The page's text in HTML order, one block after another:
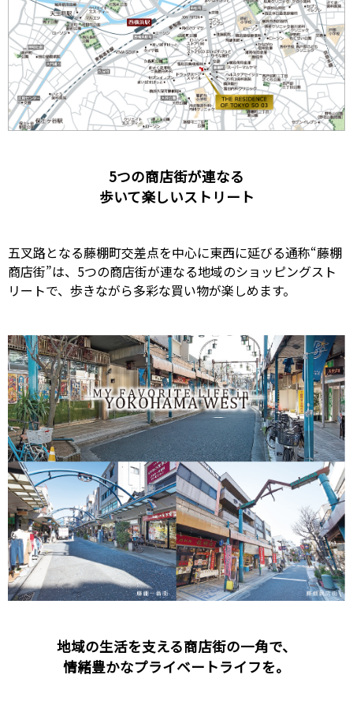
5つの商店街が連なる
歩いて楽しいストリート
五叉路となる藤棚町交差点を中心に東西に延びる通称“藤棚
商店街”は、5つの商店街が連なる地域のショッピングスト
リートで、歩きながら多彩な買い物が楽しめます。
地域の生活を支える商店街の一角で、
情緒豊かなプライベートライフを。